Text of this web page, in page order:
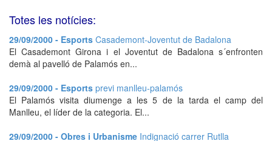
Totes les notícies:
29/09/2000 - Esports Casademont-Joventut de Badalona
El Casademont Girona i el Joventut de Badalona s´enfronten
demà al pavelló de Palamós en...
29/09/2000 - Esports previ manlleu-palamós
El Palamós visita diumenge a les 5 de la tarda el camp del
Manlleu, el líder de la categoria. El...
29/09/2000 - Obres i Urbanisme Indignació carrer Rutlla